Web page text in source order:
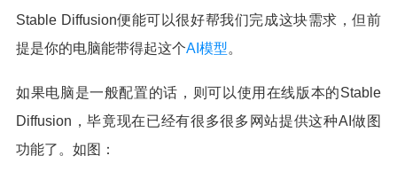
Stable Diffusion便能可以很好帮我们完成这块需求，但前
提是你的电脑能带得起这个AI模型。
如果电脑是一般配置的话，则可以使用在线版本的Stable
Diffusion，毕竟现在已经有很多很多网站提供这种AI做图
功能了。如图：